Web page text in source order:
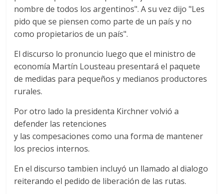
nombre de todos los argentinos". A su vez dijo "Les
pido que se piensen como parte de un país y no
como propietarios de un país".
El discurso lo pronuncio luego que el ministro de
economía Martín Lousteau presentará el paquete
de medidas para pequeños y medianos productores
rurales.
Por otro lado la presidenta Kirchner volvió a
defender las retenciones
y las compesaciones como una forma de mantener
los precios internos.
En el discurso tambien incluyó un llamado al dialogo
reiterando el pedido de liberación de las rutas.